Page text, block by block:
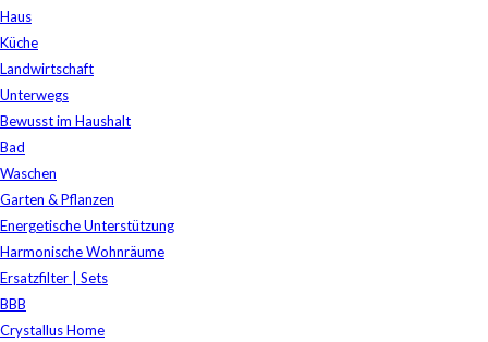
Haus
Küche
Landwirtschaft
Unterwegs
Bewusst im Haushalt
Bad
Waschen
Garten & Pflanzen
Energetische Unterstützung
Harmonische Wohnräume
Ersatzfilter | Sets
BBB
Crystallus Home